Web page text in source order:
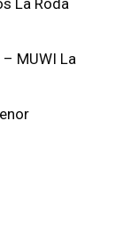
MUWI La